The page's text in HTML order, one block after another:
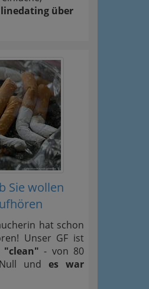
über
Sie wollen
hat schon
Unser GF ist
- von 80
Null undes war